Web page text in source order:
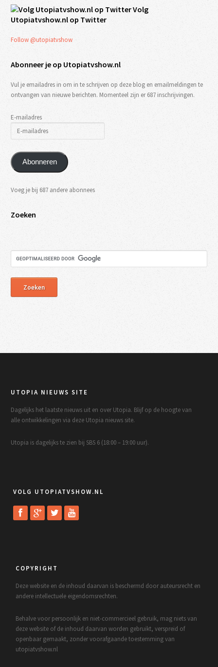
Volg
Utopiatvshow.nl op Twitter
Follow @utopiatvshow
Abonneer je op Utopiatvshow.nl
Vul je emailadres in om in te schrijven op deze blog en emailmeldingen te
ontvangen van nieuwe berichten. Momenteel zijn er 687 inschrijvingen.
E-mailadres
Abonneren
Voeg je bij 687 andere abonnees
Zoeken
UTOPIA NIEUWS SITE
Dagelijks het laatste nieuws uit en over Utopia. Blijf op de hoogte van
alle ontwikkelingen via deze Utopia nieuws site.
Utopia is dagelijks te zien bij SBS 6 (18:00 – 19:00 uur).
VOLG UTOPIATVSHOW.NL
COPYRIGHT
Deze website en de inhoud daarvan is beschermd door auteursrecht en
andere intellectuele eigendomsrechten.
Behalve voor persoonlijk en niet-commercieel gebruik, mag niets van
deze website of de inhoud daarvan worden gebruikt, verspreid of
openbaar gemaakt, zonder voorafgaande toestemming van
utopiatvshow.nl